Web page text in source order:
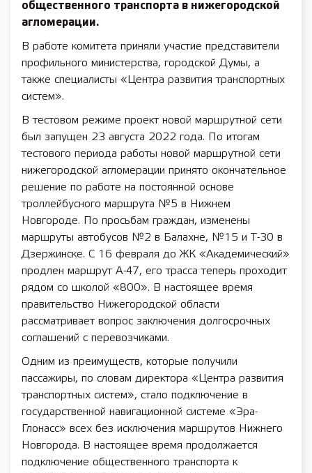
общественного транспорта в нижегородской
агломерации.
В работе комитета приняли участие представители
профильного министерства, городской Думы, а
также специалисты «Центра развития транспортных
систем».
В тестовом режиме проект новой маршрутной сети
был запущен 23 августа 2022 года. По итогам
тестового периода работы новой маршрутной сети
нижегородской агломерации принято окончательное
решение по работе на постоянной основе
троллейбусного маршрута №5 в Нижнем
Новгороде. По просьбам граждан, изменены
маршруты автобусов №2 в Балахне, №15 и Т-30 в
Дзержинске. С 16 февраля до ЖК «Академический»
продлен маршрут А-47, его трасса теперь проходит
рядом со школой «800». В настоящее время
правительство Нижегородской области
рассматривает вопрос заключения долгосрочных
соглашений с перевозчиками.
Одним из преимуществ, которые получили
пассажиры, по словам директора «Центра развития
транспортных систем», стало подключение в
государственной навигационной системе «Эра-
Глонасс» всех без исключения маршрутов Нижнего
Новгорода. В настоящее время продолжается
подключение общественного транспорта к